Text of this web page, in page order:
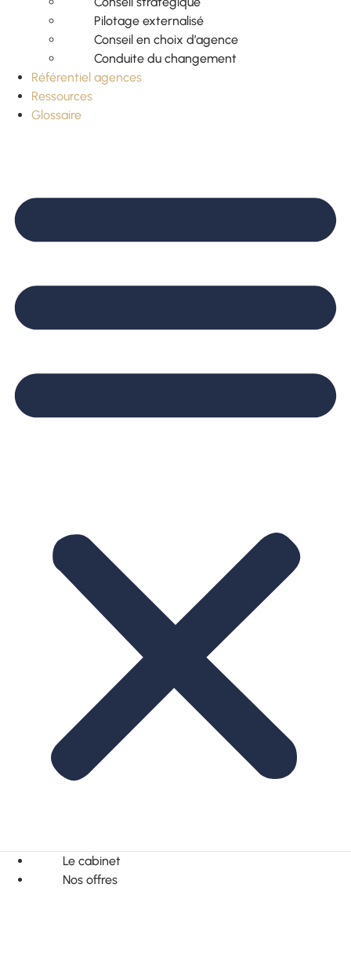
Pilotage externalisé
Conseil en choix d’agence
Conduite du changement
Référentiel agences
Ressources
Glossaire
Le cabinet
Nos offres